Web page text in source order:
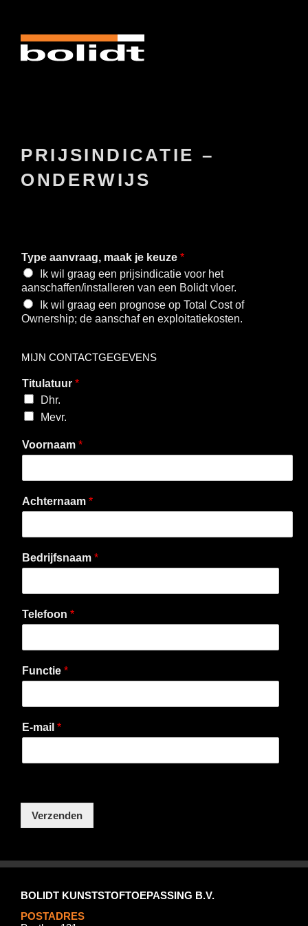
springen
PRIJSINDICATIE –
ONDERWIJS
Type aanvraag, maak je keuze *
Ik wil graag een prijsindicatie voor het
aanschaffen/installeren van een Bolidt vloer.
Ik wil graag een prognose op Total Cost of
Ownership; de aanschaf en exploitatiekosten.
MIJN CONTACTGEGEVENS
Titulatuur *
Dhr.
Mevr.
Voornaam *
Achternaam *
Bedrijfsnaam *
Telefoon *
Functie *
E-mail *
Verzenden
BOLIDT KUNSTSTOFTOEPASSING B.V.
POSTADRES